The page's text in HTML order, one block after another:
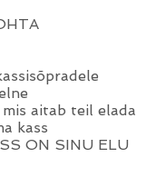
aitab teil elada
kass
ON SINU ELU